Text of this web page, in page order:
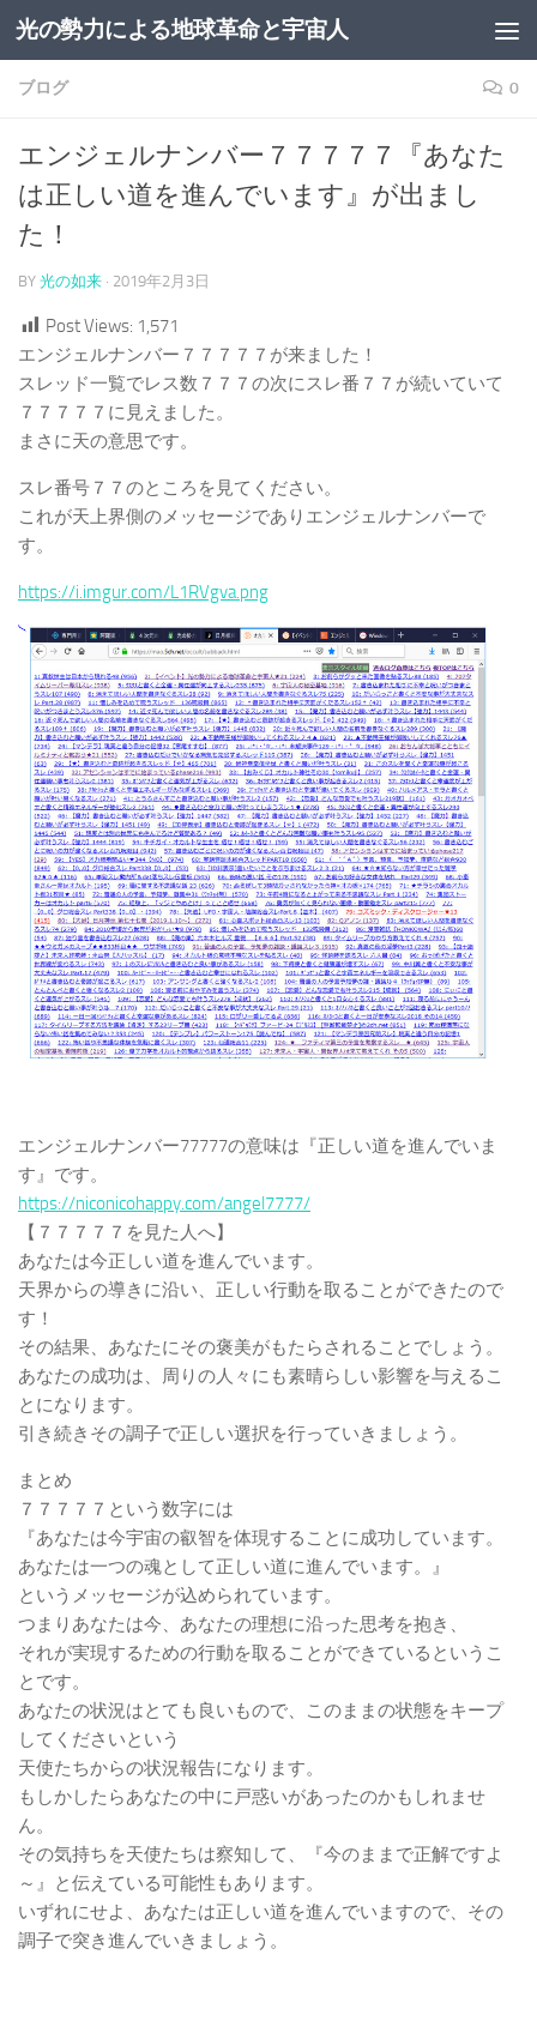
コンテンツへスキップ
光の勢力による地球革命と宇宙人
ブログ 0
エンジェルナンバー７７７７７『あなた
は正しい道を進んでいます』が出まし
た！
BY 光の如来 · 2019年2月3日
Post Views: 1,571
エンジェルナンバー７７７７７が来ました！
スレッド一覧でレス数７７７の次にスレ番７７が続いていて
７７７７７に見えました。
まさに天の意思です。
スレ番号７７のところを見てください。
これが天上界側のメッセージでありエンジェルナンバーで
す。
https://i.imgur.com/L1RVgva.png
エンジェルナンバー77777の意味は『正しい道を進んでいま
す』です。
https://niconicohappy.com/angel7777/
【７７７７７を見た人へ】
あなたは今正しい道を進んでいます。
天界からの導きに沿い、正しい行動を取ることができたので
す！
その結果、あなたにその褒美がもたらされることでしょう。
あなたの成功は、周りの人々にも素晴らしい影響を与えるこ
とになります。
引き続きその調子で正しい選択を行っていきましょう。
まとめ
７７７７７という数字には
『あなたは今宇宙の叡智を体現することに成功しています。
あなたは一つの魂として正しい道に進んでいます。』
というメッセージが込められています。
つまりあなたは今、あなたの理想に沿った思考を抱き、
それが実現するための行動を取ることができているというこ
とです。
あなたの状況はとても良いもので、このままの状態をキープ
してくださいという
天使たちからの状況報告になります。
もしかしたらあなたの中に戸惑いがあったのかもしれませ
ん。
その気持ちを天使たちは察知して、『今のままで正解ですよ
～』と伝えている可能性もあります。
いずれにせよ、あなたは正しい道を進んでいますので、その
調子で突き進んでいきましょう。